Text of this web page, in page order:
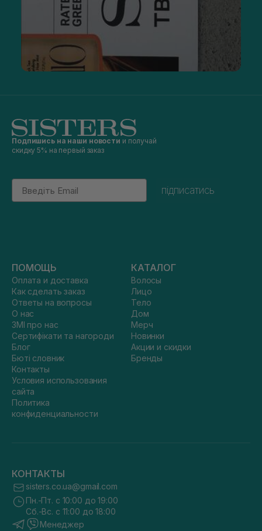
Подпишись на наши новости и получай
скидку 5% на первый заказ
Email
підписатись
ПОМОЩЬ
Оплата и доставка
Как сделать заказ
Ответы на вопросы
О нас
ЗМІ про нас
Сертифікати та нагороди
Блог
Бюті словник
Контакты
Условия использования
сайта
Политика
конфиденциальности
КАТАЛОГ
Волосы
Лицо
Тело
Дом
Мерч
Новинки
Акции и скидки
Бренды
КОНТАКТЫ
sisters.co.ua@gmail.com
Пн.-Пт. с 10:00 до 19:00
Сб.-Вс. с 11:00 до 18:00
Менеджер